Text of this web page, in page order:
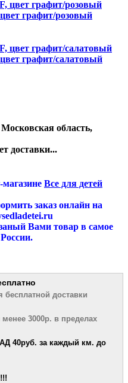
графит/розовый
графит/салатовый
область,
доставки...
Все для детей
заказ онлайн на
Вами товар в самое
бесплатной доставки
3000р. в пределах
40руб. за каждый км. до